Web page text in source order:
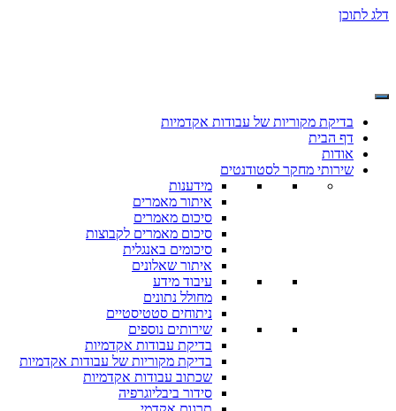
דלג לתוכן
בדיקת מקוריות של עבודות אקדמיות
דף הבית
אודות
שירותי מחקר לסטודנטים
מידענות
איתור מאמרים
סיכום מאמרים
סיכום מאמרים לקבוצות
סיכומים באנגלית
איתור שאלונים
עיבוד מידע
מחולל נתונים
ניתוחים סטטיסטיים
שירותים נוספים
בדיקת עבודות אקדמיות
בדיקת מקוריות של עבודות אקדמיות
שכתוב עבודות אקדמיות
סידור ביבליוגרפיה